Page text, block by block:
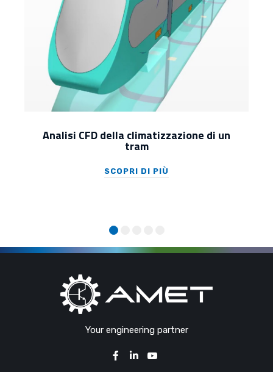
Analisi CFD della climatizzazione di un
tram
SCOPRI DI PIÙ
Your engineering partner